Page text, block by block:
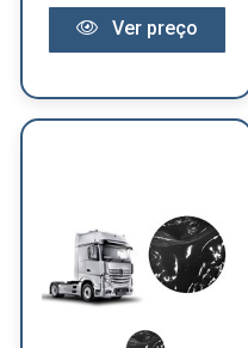
Ver preço